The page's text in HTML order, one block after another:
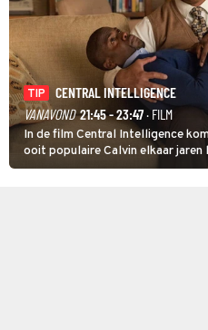
TIP
CENTRAL INTELLIGENCE
VANAVOND 21:45 - 23:47· FILM
In de film Central Intelligence
ooit populaire Calvin elkaar
inmiddels supergespierd en